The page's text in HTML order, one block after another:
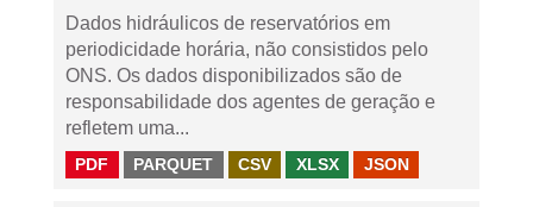
Dados hidráulicos de reservatórios em
periodicidade horária, não consistidos pelo
ONS. Os dados disponibilizados são de
responsabilidade dos agentes de geração e
refletem uma...
PDF PARQUET CSV XLSX JSON